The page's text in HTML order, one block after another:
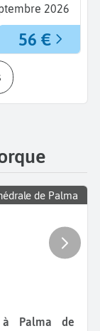
2026
56 €
de Palma